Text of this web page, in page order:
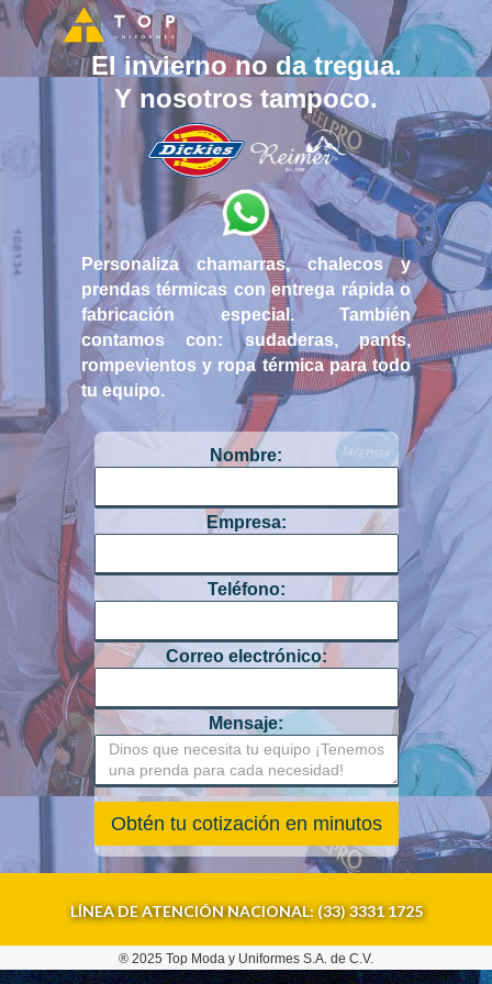
El invierno no da tregua.
Y nosotros tampoco.
Personaliza chamarras, chalecos y
prendas térmicas con entrega rápida o
fabricación especial. También
contamos con: sudaderas, pants,
rompevientos y ropa térmica para todo
tu equipo.
Nombre:
Empresa:
Teléfono:
Correo electrónico:
Mensaje:
LÍNEA DE ATENCIÓN NACIONAL: (33) 3331 1725
® 2025 Top Moda y Uniformes S.A. de C.V.